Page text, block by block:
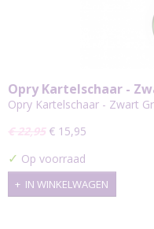
Opry Kartelschaar -
Opry Kartelschaar - Zwart
€ 22,95 € 15,95
✓ Op voorraad
IN WINKELWAGEN